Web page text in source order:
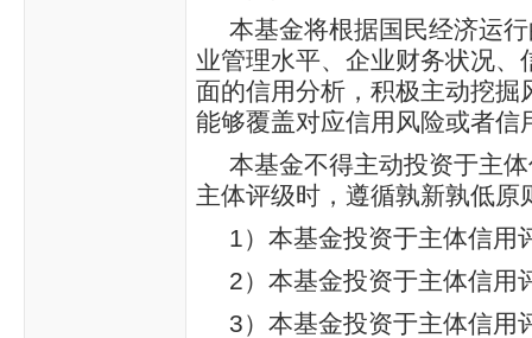
本基金将根据国民经济运
业管理水平、企业财务状况
面的信用分析，积极主动挖
能够覆盖对应信用风险或者
本基金不得主动投资于主
主体评级时，遵循孰新孰低
1）本基金投资于主体信
2）本基金投资于主体信
3）本基金投资于主体信